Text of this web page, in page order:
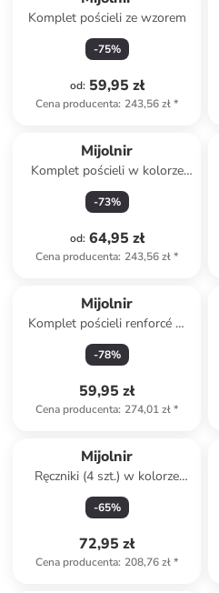
Komplet pościeli ze wzorem
-75%
od: 59,95 zł
Cena producenta: 243,56 zł*
Mijolnir
Komplet pościeli w kolorze
biało-zielono-różowym
-73%
od: 64,95 zł
Cena producenta: 243,56 zł*
Mijolnir
Komplet pościeli renforcé w
kolorze antracytowym
-78%
59,95 zł
Cena producenta: 274,01 zł*
Mijolnir
Ręczniki (4 szt.) w kolorze
jasnobrązowym do rąk
-65%
72,95 zł
Cena producenta: 208,76 zł*